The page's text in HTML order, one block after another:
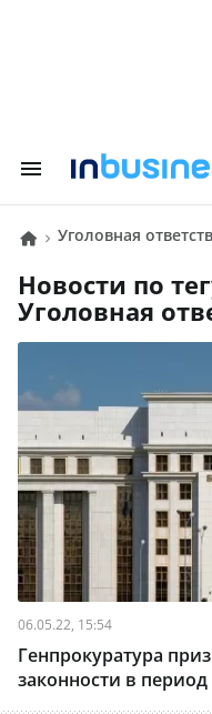
уголовная
Новости по
уголовная
06.05.22, 15:54
Генпрокуратура
законности в